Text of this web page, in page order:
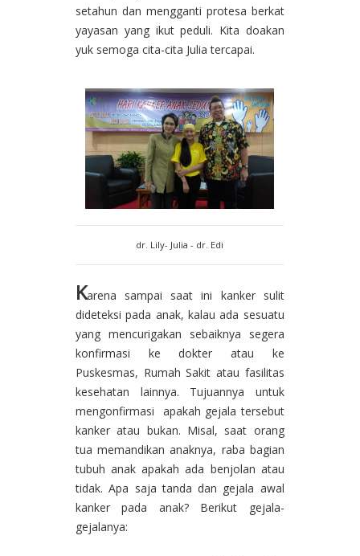
setahun dan mengganti protesa berkat
yayasan yang ikut peduli. Kita doakan
yuk semoga cita-cita Julia tercapai.
dr. Lily- Julia - dr. Edi
Karena sampai saat ini kanker sulit
dideteksi pada anak, kalau ada sesuatu
yang mencurigakan sebaiknya segera
konfirmasi ke dokter atau ke
Puskesmas, Rumah Sakit atau fasilitas
kesehatan lainnya. Tujuannya untuk
mengonfirmasi apakah gejala tersebut
kanker atau bukan. Misal, saat orang
tua memandikan anaknya, raba bagian
tubuh anak apakah ada benjolan atau
tidak. Apa saja tanda dan gejala awal
kanker pada anak? Berikut gejala-
gejalanya: